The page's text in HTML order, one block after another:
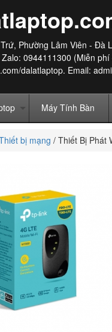
Phường Lâm Viên - Đà
0944111300 (Miễn
dalatlaptop. Email:
Máy Tính Bàn
bị mạng / Thiết Bị Phát